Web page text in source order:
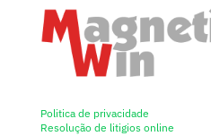
Politica de privacidade
Resolução de litigios online